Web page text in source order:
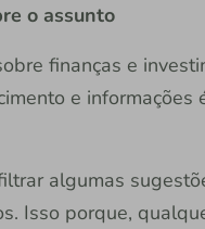
o assunto
finanças e
e
algumas
Isso porque,